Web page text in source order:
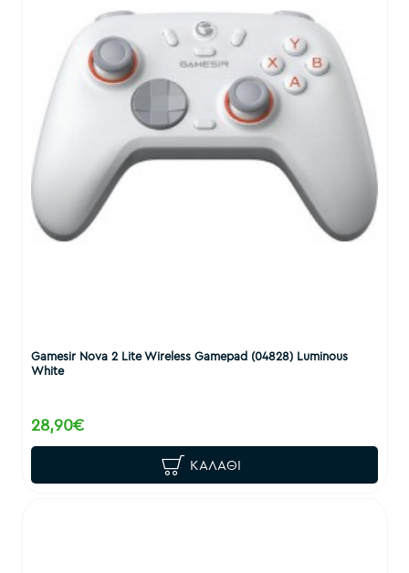
Gamesir Nova 2 Lite Wireless Gamepad (04828) Luminous
White
28,90€
ΚΑΛΆΘΙ